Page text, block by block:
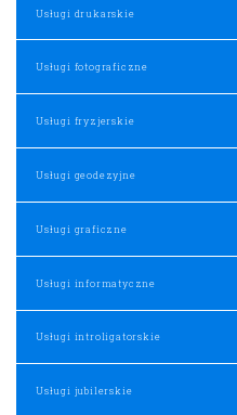
Usługi drukarskie
Usługi fotograficzne
Usługi fryzjerskie
Usługi geodezyjne
Usługi graficzne
Usługi informatyczne
Usługi introligatorskie
Usługi jubilerskie